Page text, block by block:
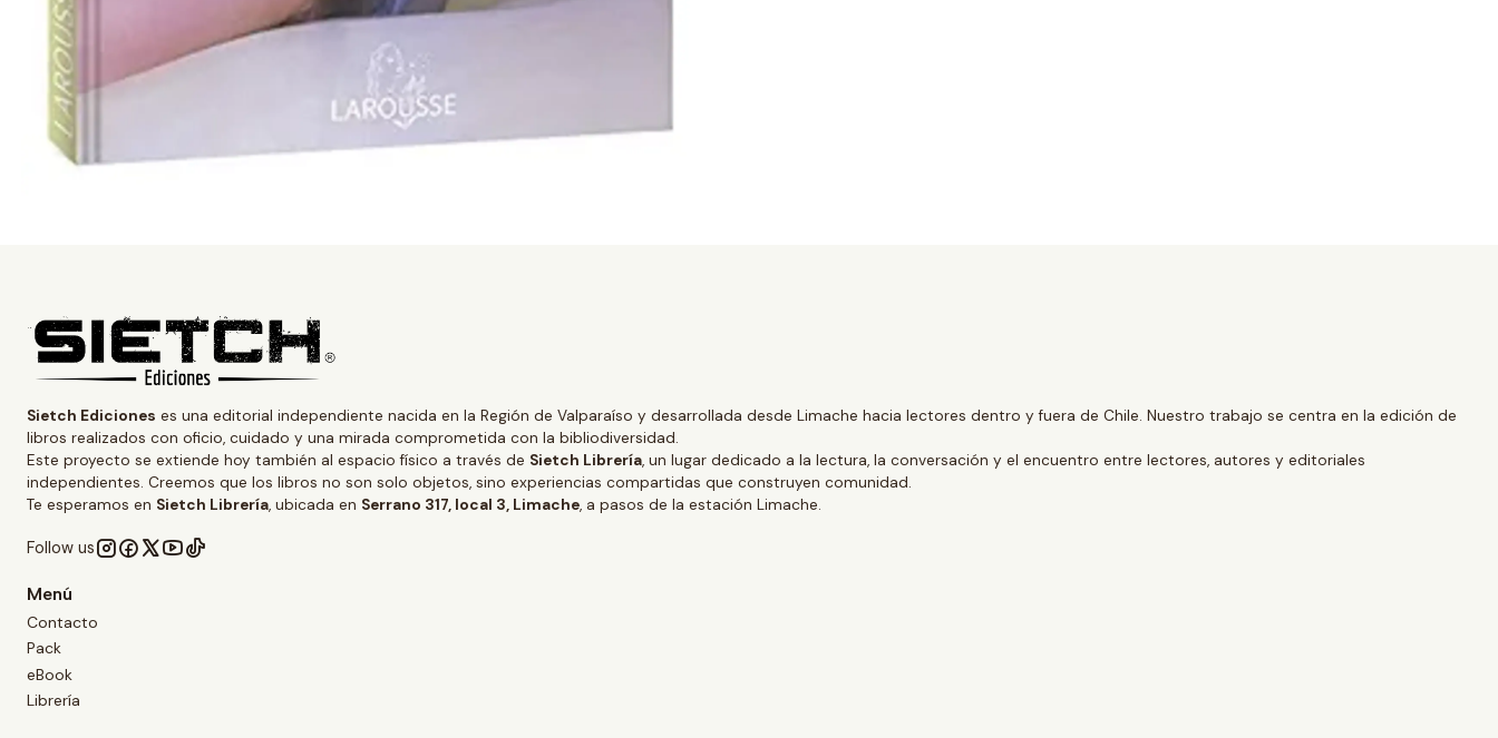
Sietch Ediciones es una editorial independiente nacida en la Región de Valparaíso y desarrollada desde Limache hacia lectores dentro y fuera de Chile. Nuestro trabajo se centra en la edición de
libros realizados con oficio, cuidado y una mirada comprometida con la bibliodiversidad.
Este proyecto se extiende hoy también al espacio físico a través de Sietch Librería, un lugar dedicado a la lectura, la conversación y el encuentro entre lectores, autores y editoriales
independientes. Creemos que los libros no son solo objetos, sino experiencias compartidas que construyen comunidad.
Te esperamos en Sietch Librería, ubicada en Serrano 317, local 3, Limache, a pasos de la estación Limache.
Follow us
Menú
Contacto
Pack
eBook
Librería